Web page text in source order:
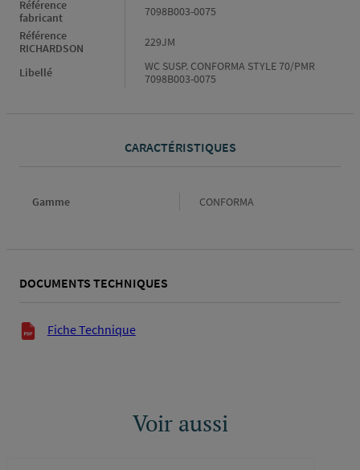
Référence
fabricant
7098B003-0075
Référence
RICHARDSON
229JM
Libellé
WC SUSP. CONFORMA STYLE 70/PMR
7098B003-0075
CARACTÉRISTIQUES
Gamme Gamme
CONFORMA
DOCUMENTS TECHNIQUES
Documents techniques
Fiche Technique
Voir aussi